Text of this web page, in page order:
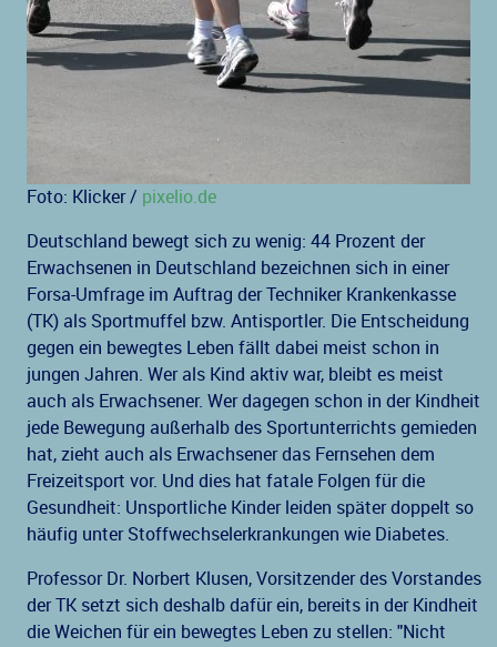
Foto: Klicker / pixelio.de
Deutschland bewegt sich zu wenig: 44 Prozent der
Erwachsenen in Deutschland bezeichnen sich in einer
Forsa-Umfrage im Auftrag der Techniker Krankenkasse
(TK) als Sportmuffel bzw. Antisportler. Die Entscheidung
gegen ein bewegtes Leben fällt dabei meist schon in
jungen Jahren. Wer als Kind aktiv war, bleibt es meist
auch als Erwachsener. Wer dagegen schon in der Kindheit
jede Bewegung außerhalb des Sportunterrichts gemieden
hat, zieht auch als Erwachsener das Fernsehen dem
Freizeitsport vor. Und dies hat fatale Folgen für die
Gesundheit: Unsportliche Kinder leiden später doppelt so
häufig unter Stoffwechselerkrankungen wie Diabetes.
Professor Dr. Norbert Klusen, Vorsitzender des Vorstandes
der TK setzt sich deshalb dafür ein, bereits in der Kindheit
die Weichen für ein bewegtes Leben zu stellen: "Nicht